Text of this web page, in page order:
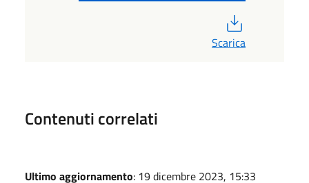
Scarica
Contenuti correlati
Ultimo aggiornamento: 19 dicembre 2023, 15:33